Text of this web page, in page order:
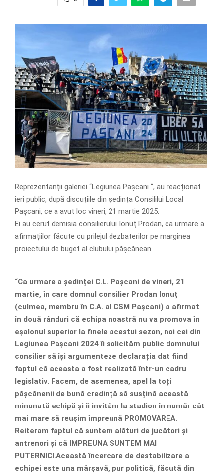
Reprezentanții galeriei “Legiunea Pașcani “, au reacționat
ieri public, după discuțiile din ședința Consililui Local
Pașcani, ce a avut loc vineri, 21 martie 2025.
Ei au cerut demisia consilierului Ionuț Prodan, ca urmare a
afirmațiilor făcute cu prilejul dezbaterilor pe marginea
proiectului de buget al clubului pășcănean.
“Ca urmare a ședinței C.L. Pașcani de vineri, 21
martie, în care domnul consilier Prodan Ionuț
(culmea, membru în C.A. al CSM Pașcani) a afirmat
în două rânduri că echipa noastră nu va promova în
eșalonul superior la finele acestui sezon, noi cei din
Legiunea Pașcani 2024 îi solicităm public domnului
consilier să își argumenteze declarația dat fiind
faptul că aceasta a fost realizată într-un cadru
legislativ. Facem, de asemenea, apel la toți
pășcănenii de bună credință să susțină această
minunată echipă și îi invităm la stadion în număr cât
mai mare să reușim împreună PROMOVAREA.
Reiteram faptul că suntem alături de jucători și
antrenori și că IMPREUNA SUNTEM MAI
PUTERNICI.Această încercare de destabilizare a
echipei este una mârșavă, pur politică, făcută din